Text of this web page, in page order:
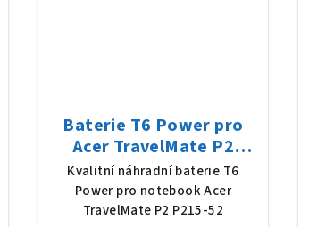
Baterie T6 Power pro
Acer TravelMate P2
P215-52, Li-Poly, 11,61 V,
4683 mAh (54,36 Wh),
černá
Kvalitní náhradní baterie T6
Power pro notebook Acer
TravelMate P2 P215-52